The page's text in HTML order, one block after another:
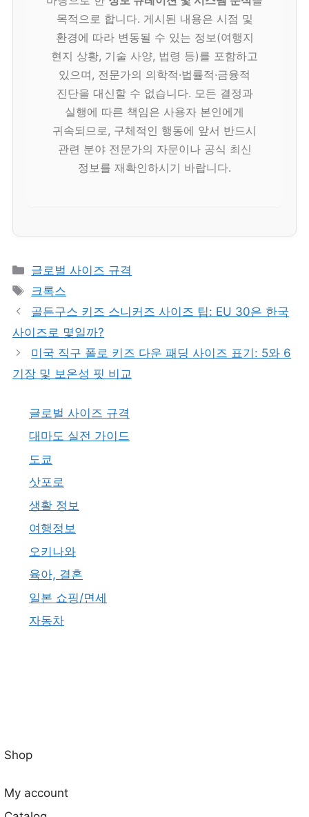
목적으로 합니다. 게시된 내용은 시점 및
환경에 따라 변동될 수 있는 정보(여행지
현지 상황, 기술 사양, 법령 등)를 포함하고
있으며, 전문가의 의학적·법률적·금융적
진단을 대신할 수 없습니다. 모든 결정과
실행에 따른 책임은 사용자 본인에게
귀속되므로, 구체적인 행동에 앞서 반드시
관련 분야 전문가의 자문이나 공식 최신
정보를 재확인하시기 바랍니다.
카
테
리
글로벌 사이즈 규격
태
그
크록스
골든구스 키즈 스니커즈 사이즈 팁: EU 30은 한국
사이즈로 몇일까?
미국 직구 폴로 키즈 다운 패딩 사이즈 표기: 5와 6
기장 및 보온성 핏 비교
글로벌 사이즈 규격
대마도 실전 가이드
도쿄
삿포로
생활 정보
여행정보
오키나와
육아, 결혼
일본 쇼핑/면세
자동차
Shop
My account